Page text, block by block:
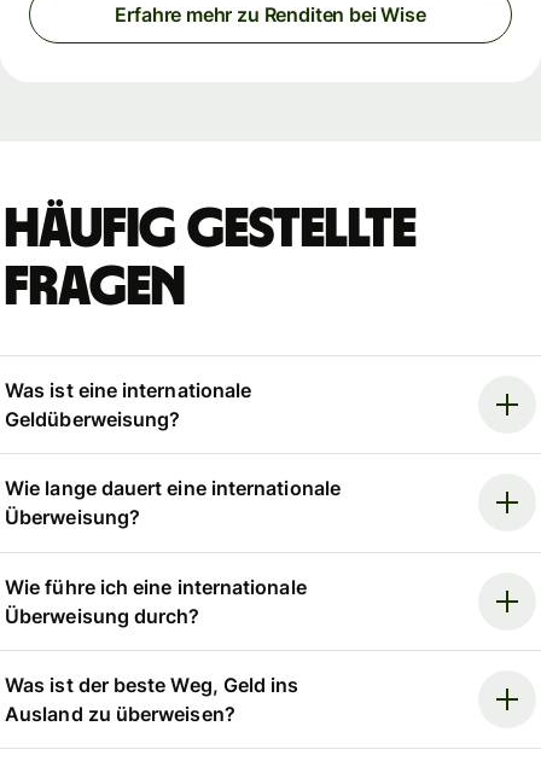
Erfahre mehr zu Renditen bei Wise
Häufig gestellte
Fragen
Was ist eine internationale
Geldüberweisung?
Wie lange dauert eine internationale
Überweisung?
Wie führe ich eine internationale
Überweisung durch?
Was ist der beste Weg, Geld ins
Ausland zu überweisen?